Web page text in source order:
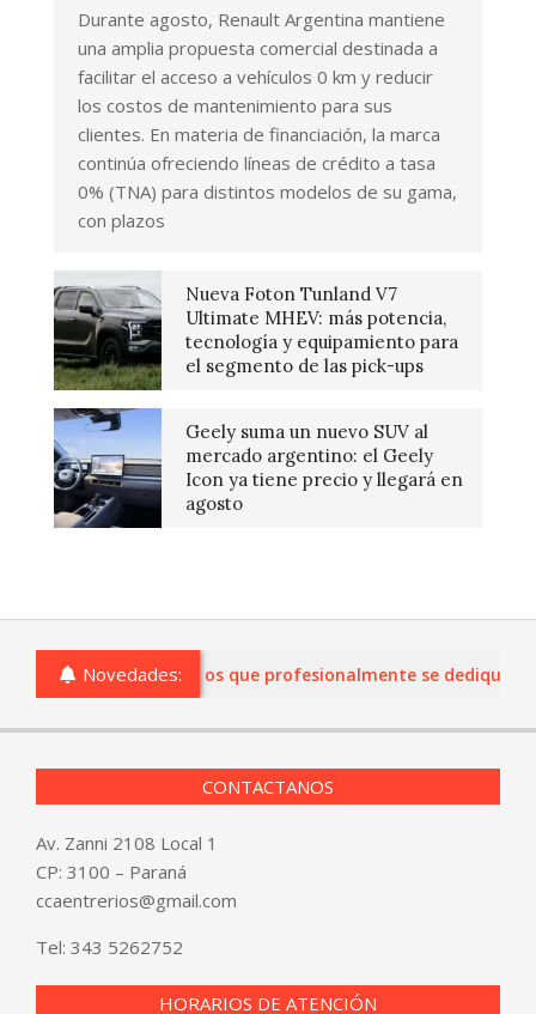
Durante agosto, Renault Argentina mantiene
una amplia propuesta comercial destinada a
facilitar el acceso a vehículos 0 km y reducir
los costos de mantenimiento para sus
clientes. En materia de financiación, la marca
continúa ofreciendo líneas de crédito a tasa
0% (TNA) para distintos modelos de su gama,
con plazos
Nueva Foton Tunland V7
Ultimate MHEV: más potencia,
tecnología y equipamiento para
el segmento de las pick-ups
Geely suma un nuevo SUV al
mercado argentino: el Geely
Icon ya tiene precio y llegará en
agosto
Novedades:
comercios de Entre Ríos que profesionalmente se dediquen
CONTACTANOS
Av. Zanni 2108 Local 1
CP: 3100 – Paraná
ccaentrerios@gmail.com
Tel: 343 5262752
HORARIOS DE ATENCIÓN